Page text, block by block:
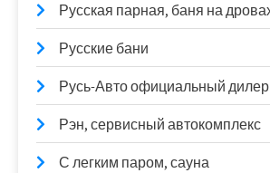
Русская парная, баня на
Русские бани
Русь-Авто официальный дилер
Рэн, сервисный автокомплекс
С легким паром, сауна